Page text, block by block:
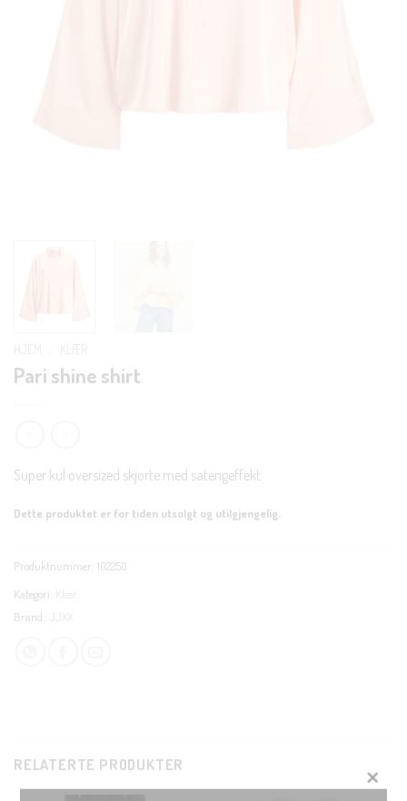
Pari shine shirt
Super kul oversized skjorte med satengeffekt
Dette produktet er for tiden utsolgt og utilgjengelig.
Produktnummer: 102250
Kategori: Klær
Brand:
JJXX
RELATERTE PRODUKTER